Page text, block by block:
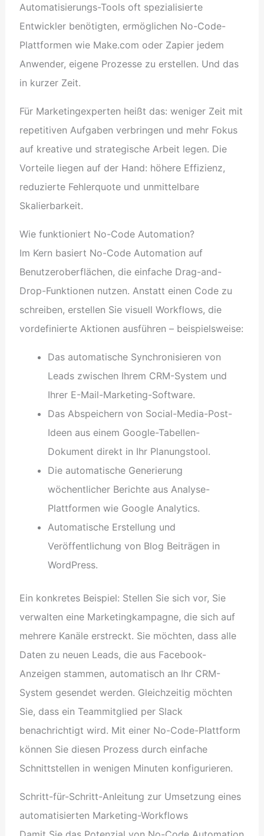
Automatisierungs-Tools oft spezialisierte
Entwickler benötigten, ermöglichen No-Code-
Plattformen wie Make.com oder Zapier jedem
Anwender, eigene Prozesse zu erstellen. Und das
in kurzer Zeit.
Für Marketingexperten heißt das: weniger Zeit mit
repetitiven Aufgaben verbringen und mehr Fokus
auf kreative und strategische Arbeit legen. Die
Vorteile liegen auf der Hand: höhere Effizienz,
reduzierte Fehlerquote und unmittelbare
Skalierbarkeit.
Wie funktioniert No-Code Automation?
Im Kern basiert No-Code Automation auf
Benutzeroberflächen, die einfache Drag-and-
Drop-Funktionen nutzen. Anstatt einen Code zu
schreiben, erstellen Sie visuell Workflows, die
vordefinierte Aktionen ausführen – beispielsweise:
Das automatische Synchronisieren von
Leads zwischen Ihrem CRM-System und
Ihrer E-Mail-Marketing-Software.
Das Abspeichern von Social-Media-Post-
Ideen aus einem Google-Tabellen-
Dokument direkt in Ihr Planungstool.
Die automatische Generierung
wöchentlicher Berichte aus Analyse-
Plattformen wie Google Analytics.
Automatische Erstellung und
Veröffentlichung von Blog Beiträgen in
WordPress.
Ein konkretes Beispiel: Stellen Sie sich vor, Sie
verwalten eine Marketingkampagne, die sich auf
mehrere Kanäle erstreckt. Sie möchten, dass alle
Daten zu neuen Leads, die aus Facebook-
Anzeigen stammen, automatisch an Ihr CRM-
System gesendet werden. Gleichzeitig möchten
Sie, dass ein Teammitglied per Slack
benachrichtigt wird. Mit einer No-Code-Plattform
können Sie diesen Prozess durch einfache
Schnittstellen in wenigen Minuten konfigurieren.
Schritt-für-Schritt-Anleitung zur Umsetzung eines
automatisierten Marketing-Workflows